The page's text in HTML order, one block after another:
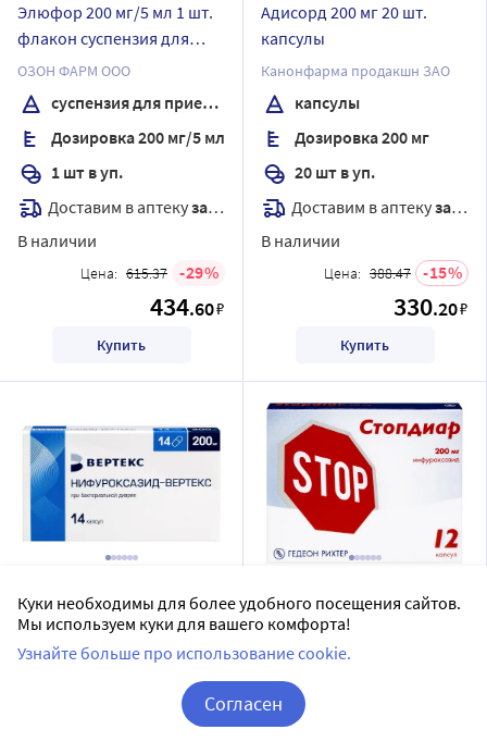
Элюфор 200 мг/5 мл 1 шт.
флакон суспензия для
приема внутрь 90 мл
ОЗОН ФАРМ ООО
суспензия для приема внутрь
Дозировка 200 мг/5 мл
1 шт в уп.
Доставим в аптекузавтра
В наличии
Цена: 615.37 29
434.60₽
Купить
Адисорд 200 мг 20 шт.
капсулы
Канонфарма продакшн ЗАО
капсулы
Дозировка 200 мг
20 шт в уп.
Доставим в аптекузавтра
В наличии
Цена: 388.47 15
330.20₽
Купить
мг 14 шт. блистер капсулы
Вертекс АО
Дозировка 200 мг
капсулы
GEDEON RICHTER
капсулы
Дозировка 200 мг
Куки необходимы для более удобного посещения сайтов.
Мы используем куки для вашего комфорта!
Узнайте больше про использование cookie.
Согласен